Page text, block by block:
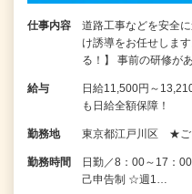
仕事内容
道路工事などを安全
け誘導をお任せしま
る！】 事前の研修が
給与
日給11,500円～
も日給全額保障！
勤務地 東京都江戸川区 ★ご
勤務時間
日勤／8：00～17：
己申告制 ☆週1…